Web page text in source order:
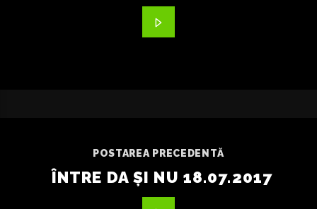
POSTAREA PRECEDENTĂ
ÎNTRE DA ȘI NU 18.07.2017